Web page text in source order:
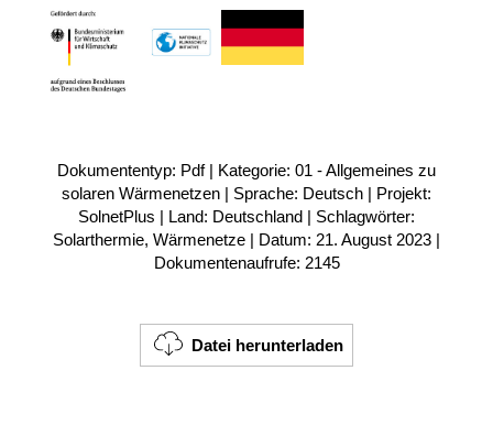
Dokumententyp: Pdf | Kategorie: 01 - Allgemeines zu
solaren Wärmenetzen | Sprache: Deutsch | Projekt:
SolnetPlus | Land: Deutschland | Schlagwörter:
Solarthermie, Wärmenetze | Datum: 21. August 2023 |
Dokumentenaufrufe: 2145
Datei herunterladen